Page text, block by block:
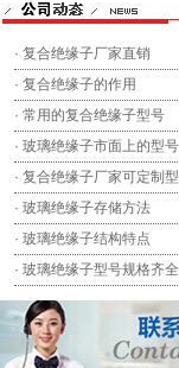
· 复合绝缘子厂家直销
· 复合绝缘子的作用
· 常用的复合绝缘子型号
· 玻璃绝缘子市面上的型号
· 复合绝缘子厂家可定制
· 玻璃绝缘子存储方法
· 玻璃绝缘子结构特点
· 玻璃绝缘子型号规格齐全